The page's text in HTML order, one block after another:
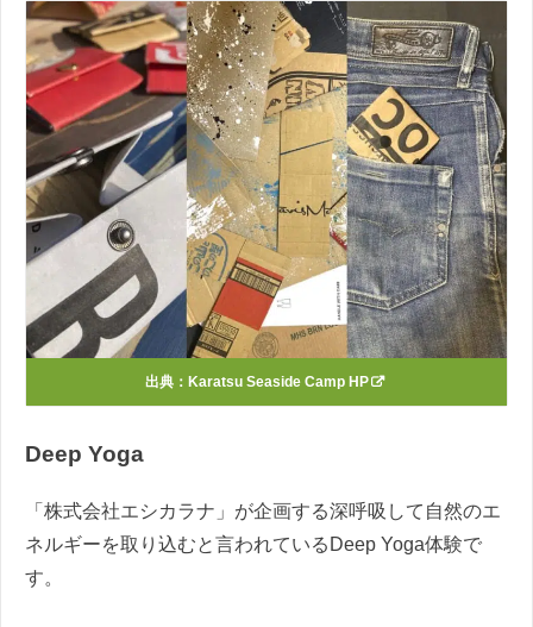
出典： Karatsu Seaside Camp HP
Deep Yoga
「株式会社エシカラナ」が企画する深呼吸して自然のエ
ネルギーを取り込むと言われているDeep Yoga体験で
す。